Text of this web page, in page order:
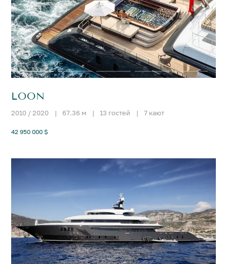
LOON
2010 / 2020 | 67.36 м | 13 гостей | 7 кают
42 950 000 $